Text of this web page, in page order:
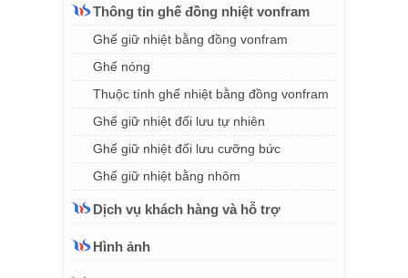
Thông tin ghế đồng nhiệt vonfram
Ghế giữ nhiệt bằng đồng vonfram
Ghế nóng
Thuộc tính ghế nhiệt bằng đồng vonfram
Ghế giữ nhiệt đối lưu tự nhiên
Ghế giữ nhiệt đối lưu cưỡng bức
Ghế giữ nhiệt bằng nhôm
Dịch vụ khách hàng và hỗ trợ
Hình ảnh